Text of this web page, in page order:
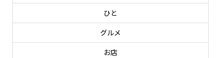
ひと
グルメ
お店